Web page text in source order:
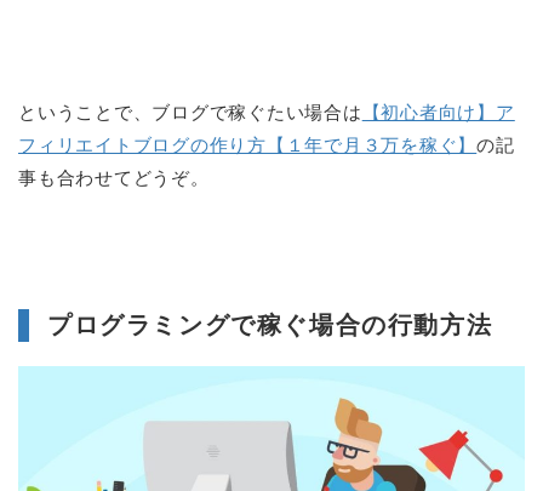
ということで、ブログで稼ぐたい場合は 【初心者向け】ア
フィリエイトブログの作り方【１年で月３万を稼ぐ】の記
事も合わせてどうぞ。
プログラミングで稼ぐ場合の行動方法